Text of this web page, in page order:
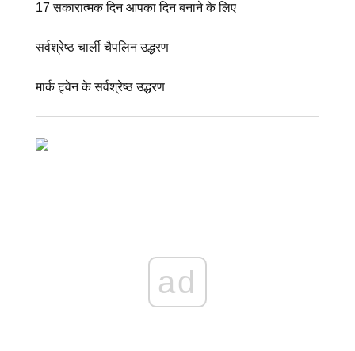
17 सकारात्मक दिन आपका दिन बनाने के लिए
सर्वश्रेष्ठ चार्ली चैपलिन उद्धरण
मार्क ट्वेन के सर्वश्रेष्ठ उद्धरण
ad